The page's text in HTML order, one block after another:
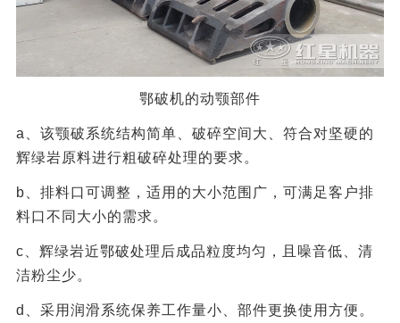
鄂破机的动颚部件
a、该颚破系统结构简单、破碎空间大、符合对坚硬的
辉绿岩原料进行粗破碎处理的要求。
b、排料口可调整，适用的大小范围广，可满足客户排
料口不同大小的需求。
c、辉绿岩近鄂破处理后成品粒度均匀，且噪音低、清
洁粉尘少。
d、采用润滑系统保养工作量小、部件更换使用方便。